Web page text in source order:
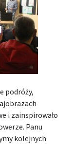
podróży,
i zainspirowało
Panu
kolejnych